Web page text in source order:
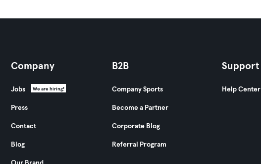
Company
Jobs We are hiring!
Press
Contact
Blog
B2B
Company Sports
Become a Partner
Corporate Blog
Referral Program
Support
Help Center